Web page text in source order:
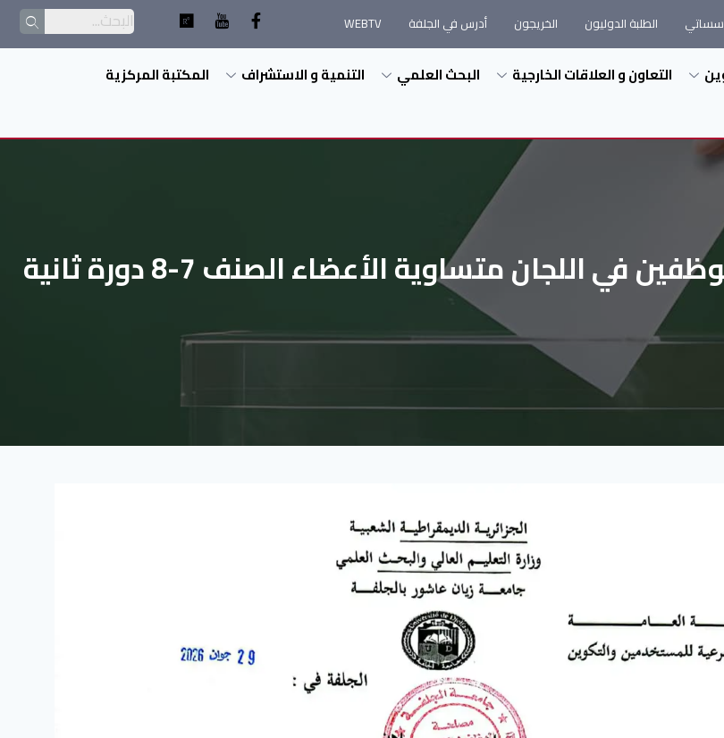
الطلبة الدوليون الخريجون أدرس في الجلفة WEBTV
التعاون و العلاقات الخارجية البحث العلمي التنمية و الاستشراف
المكتبة المركزية
اللجان متساوية الأعضاء الصنف 7-8 دورة ثانية